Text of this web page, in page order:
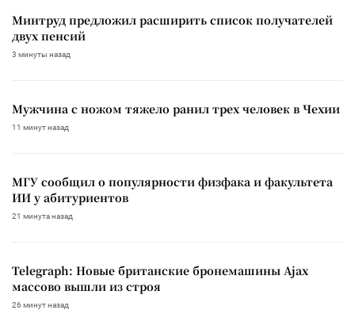
Минтруд предложил расширить список получателей
двух пенсий
3 минуты назад
Мужчина с ножом тяжело ранил трех человек в Чехии
11 минут назад
МГУ сообщил о популярности физфака и факультета
ИИ у абитуриентов
21 минута назад
Telegraph: Новые британские бронемашины Ajax
массово вышли из строя
26 минут назад